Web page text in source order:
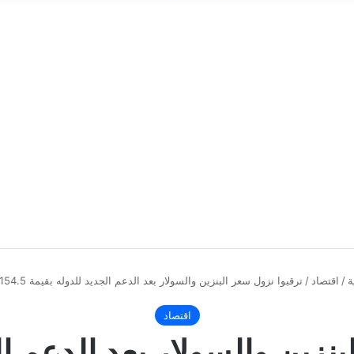
/ اقتصاد / ترقبوا نزول سعر البنزين والسولار بعد الدعم الجديد للدوله بقيمة 154.5مليار جنيه
اقتصاد